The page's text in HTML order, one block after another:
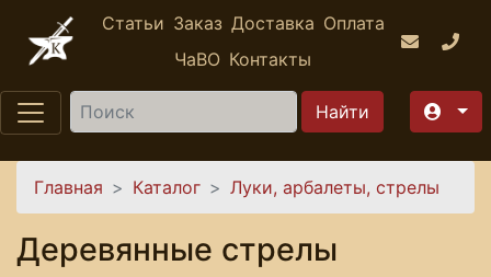
Перейти к основному содержанию
Статьи Заказ Доставка Оплата
ЧаВО Контакты
Найти
Вы здесь
Главная Каталог Луки, арбалеты, стрелы
Деревянные стрелы